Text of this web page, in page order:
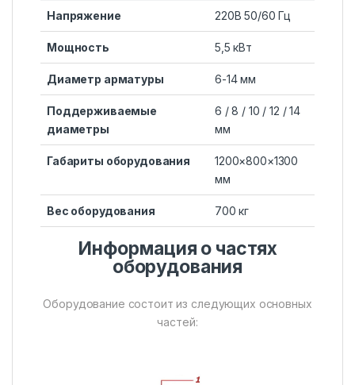
Напряжение 220В 50/60 Гц
Мощность 5,5 кВт
Диаметр арматуры 6-14 мм
Поддерживаемые
диаметры
6 / 8 / 10 / 12 / 14
мм
Габариты оборудования
1200×800×1300
мм
Вес оборудования 700 кг
Информация о частях
оборудования
Оборудование состоит из следующих основных
частей: